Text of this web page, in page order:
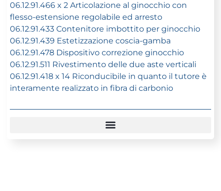
06.12.91.466 x 2 Articolazione al ginocchio con
flesso-estensione regolabile ed arresto
06.12.91.433 Contenitore imbottito per ginocchio
06.12.91.439 Estetizzazione coscia-gamba
06.12.91.478 Dispositivo correzione ginocchio
06.12.91.511 Rivestimento delle due aste verticali
06.12.91.418 x 14 Riconducibile in quanto il tutore è
interamente realizzato in fibra di carbonio